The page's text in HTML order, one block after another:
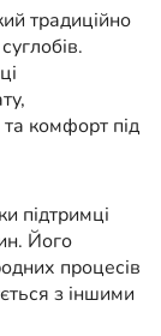
традиційно
та комфорт під
підтримці
Його
процесів
з іншими